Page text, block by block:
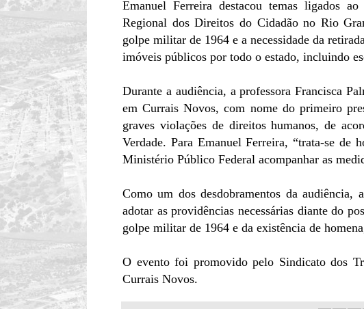
Emanuel Ferreira destacou temas ligados
Regional dos Direitos do Cidadão no Rio
golpe militar de 1964 e a necessidade da
imóveis públicos por todo o estado, incluindo
Durante a audiência, a professora Francisca
em Currais Novos, com nome do primeiro
graves violações de direitos humanos, de
Verdade. Para Emanuel Ferreira, “trata-se de
Ministério Público Federal acompanhar as
Como um dos desdobramentos da
adotar as providências necessárias diante do
golpe militar de 1964 e da existência de
O evento foi promovido pelo Sindicato dos
Currais Novos.